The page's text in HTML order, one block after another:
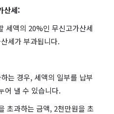
산세:
세액의 20%인 무신고가산세
세가 부과됩니다.
는 경우, 세액의 일부를 납부
어 낼 수 있습니다.
초과하는 금액, 2천만원을 초